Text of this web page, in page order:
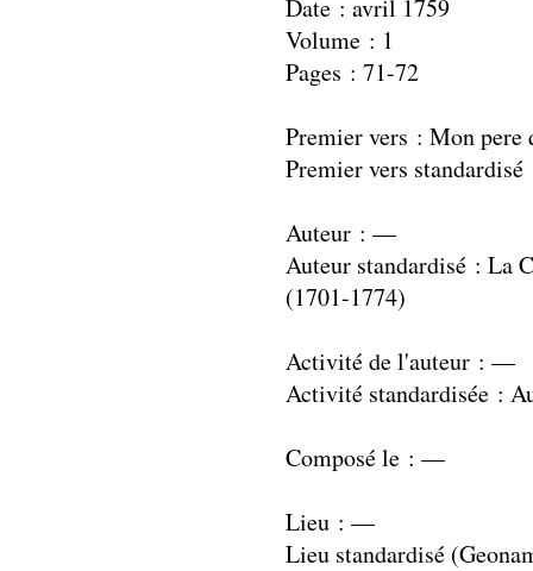
Date : avril 1759
Volume : 1
Pages : 71-72
Premier vers : Mon
Premier vers
Auteur : —
Auteur standardisé : La
(1701-1774)
Activité de l'auteur : —
Activité standardisée :
Composé le : —
Lieu : —
Lieu standardisé